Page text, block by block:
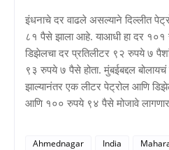
इंधनाचे दर वाढले असल्याने दिल्लीत
८१ पैसे झाला आहे. याआधी हा दर
डिझेलचा दर प्रतिलीटर ९२ रुपये ७
९३ रुपये ७ पैसे होता. मुंबईबद्दल
झाल्यानंतर एक लीटर पेट्रोल आणि
आणि १०० रुपये ९४ पैसे मोजावे
Ahmednagar India